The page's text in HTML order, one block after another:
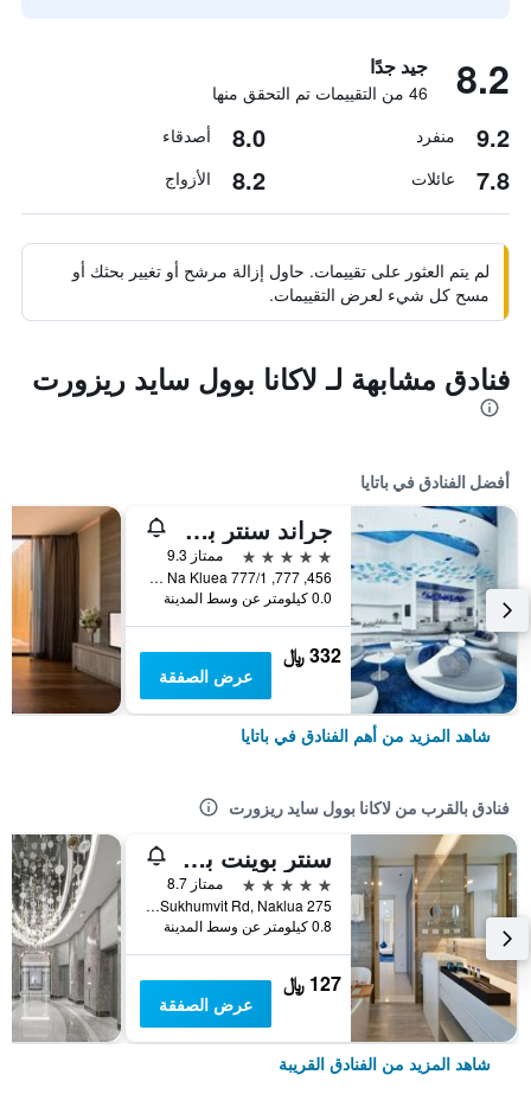
8.2 جيد جدًا
46 من التقييمات تم التحقق منها
9.2 منفرد 8.0 أصدقاء
7.8 عائلات 8.2 الأزواج
لم يتم العثور على تقييمات. حاول إزالة مرشح أو تغيير بحثك أو
مسح كل شيء لعرض التقييمات.
فنادق مشابهة لـ لاكانا بوول سايد ريزورت
أفضل الفنادق في باتايا
جراند سنتر بوينت باتايا
5 نجوم
ممتاز 9.3
456, 777, 777/1 M.6 Na Kluea, باتايا, تايلاند
0.0 كيلومتر عن وسط المدينة
332 ﷼
عرض الصفقة
شاهد المزيد من أهم الفنادق في باتايا
فنادق بالقرب من لاكانا بوول سايد ريزورت
سنتر بوينت برايم هوتل باتايا
5 نجوم
ممتاز 8.7
275 Moo 6, Sukhumvit Rd, Naklua, باتايا, تايلاند
0.8 كيلومتر عن وسط المدينة
127 ﷼
عرض الصفقة
شاهد المزيد من الفنادق القريبة